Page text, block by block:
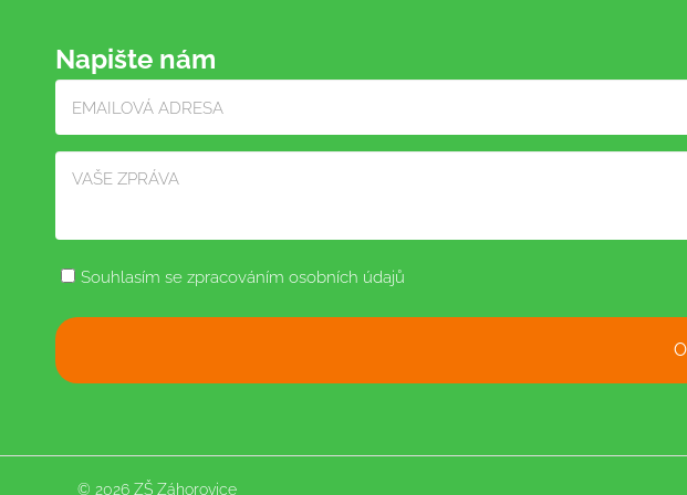
Napište nám
Souhlasím se zpracováním osobních údajů
© 2026 ZŠ Záhorovice